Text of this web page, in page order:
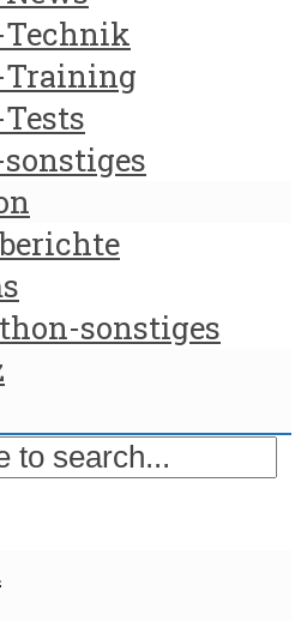
Technik
Training
sonstiges